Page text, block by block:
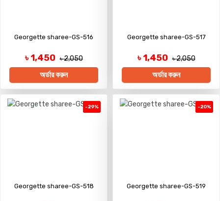
Georgette sharee-GS-516
৳ 1,450 ৳ 2,050
অর্ডার করুন
Georgette sharee-GS-517
৳ 1,450 ৳ 2,050
অর্ডার করুন
-29%
Georgette sharee-GS-518
-20%
Georgette sharee-GS-519